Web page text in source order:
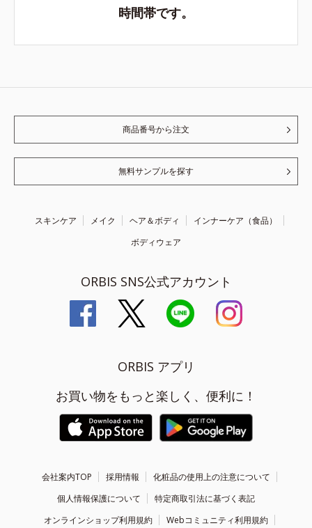
時間帯です。
商品番号から注文
無料サンプルを探す
スキンケア メイク ヘア＆ボディ
インナーケア（食品）
ボディウェア
ORBIS SNS公式アカウント
ORBIS アプリ
お買い物をもっと楽しく、便利に！
会社案内TOP 採用情報
化粧品の使用上の注意について
個人情報保護について
特定商取引法に基づく表記
オンラインショップ利用規約
Webコミュニティ利用規約